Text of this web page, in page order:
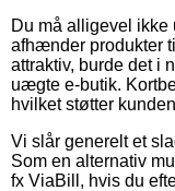
Du må alligevel ikke
afhænder produkter
attraktiv, burde det i
uægte e-butik.
hvilket støtter
Vi slår generelt et
Som en alternativ
fx ViaBill, hvis du